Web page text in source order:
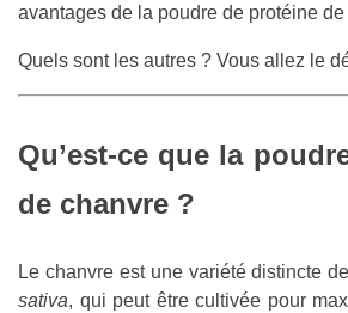
avantages de la poudre de protéine de
Quels sont les autres ? Vous allez le
Qu’est-ce que la
de chanvre ?
Le chanvre est une variété distincte
sativa, qui peut être cultivée pour